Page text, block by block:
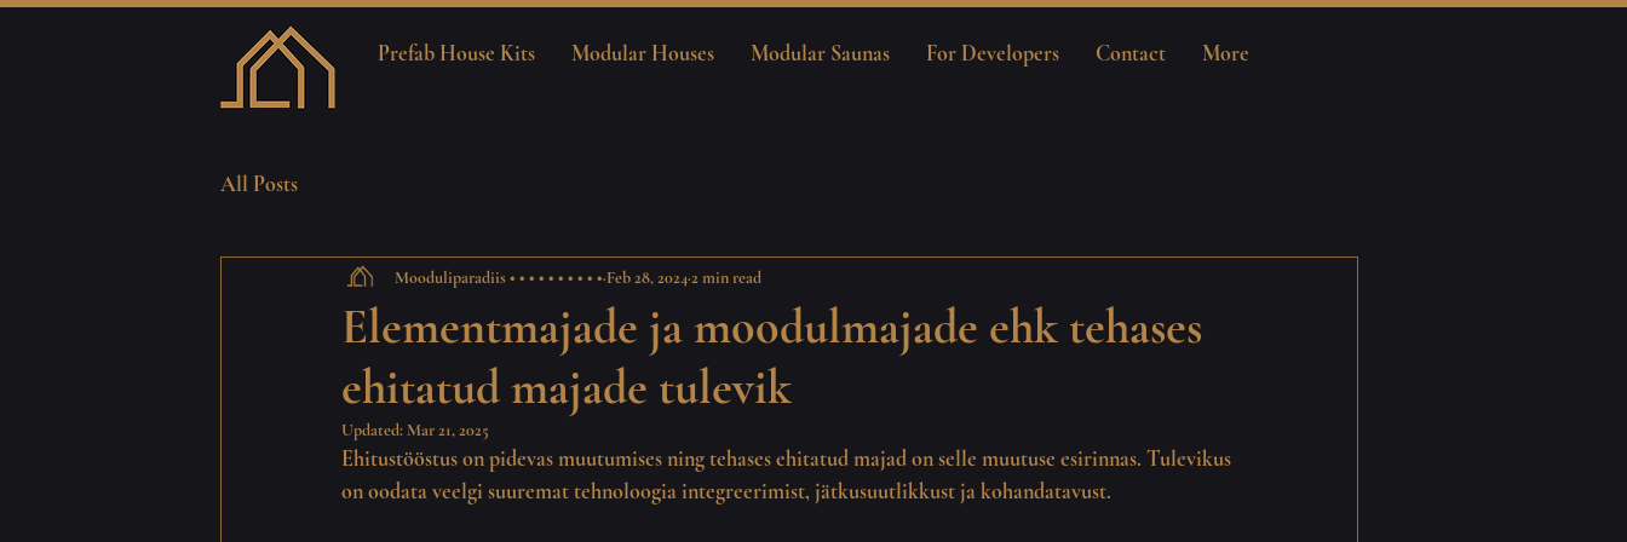
Prefab House Kits Modular Houses Modular Saunas For Developers Contact More
All Posts
Elementmajade ja moodulmajade ehk tehases
ehitatud majade tulevik
Mooduliparadiis • • • • • • • • • • Feb 28, 20242 min read
Updated: Mar 21, 2025
Ehitustööstus on pidevas muutumises ning tehases ehitatud majad on selle muutuse esirinnas. Tulevikus
on oodata veelgi suuremat tehnoloogia integreerimist, jätkusuutlikkust ja kohandatavust.